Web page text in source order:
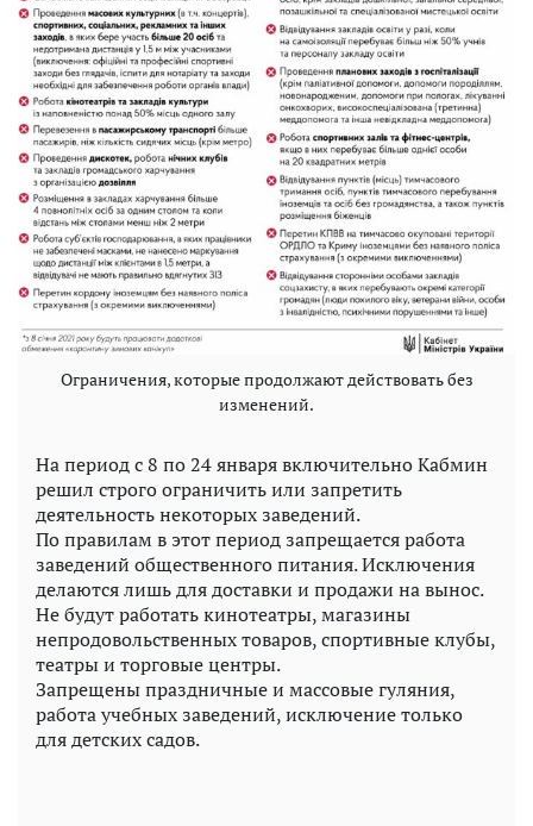
Ограничения, которые продолжают действовать без
изменений.
На период с 8 по 24 января включительно Кабмин
решил строго ограничить или запретить
деятельность некоторых заведений.
По правилам в этот период запрещается работа
заведений общественного питания. Исключения
делаются лишь для доставки и продажи на вынос.
Не будут работать кинотеатры, магазины
непродовольственных товаров, спортивные клубы,
театры и торговые центры.
Запрещены праздничные и массовые гуляния,
работа учебных заведений, исключение только
для детских садов.